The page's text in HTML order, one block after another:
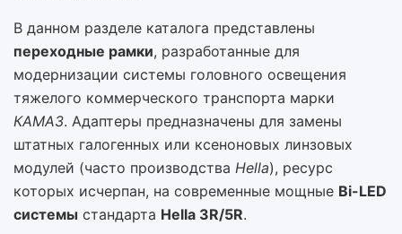
В данном разделе каталога представлены
переходные рамки, разработанные для
модернизации системы головного освещения
тяжелого коммерческого транспорта марки
КАМАЗ. Адаптеры предназначены для замены
штатных галогенных или ксеноновых линзовых
модулей (часто производства Hella), ресурс
которых исчерпан, на современные мощные Bi-LED
системы стандарта Hella 3R/5R.